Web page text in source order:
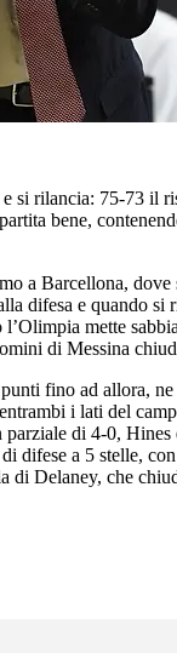
si rilancia: 75-73 il
bene,
a Barcellona,
difesa e quando
mette
di Messina
fino ad allora,
i lati del
di 4-0,
difese a 5 stelle,
Delaney, che